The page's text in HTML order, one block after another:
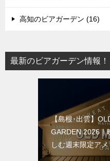
高知のビアガーデン (16)
最新のビアガーデン情報！
【島根･出雲】
GARDEN 2026｜
しむ週末限定ア